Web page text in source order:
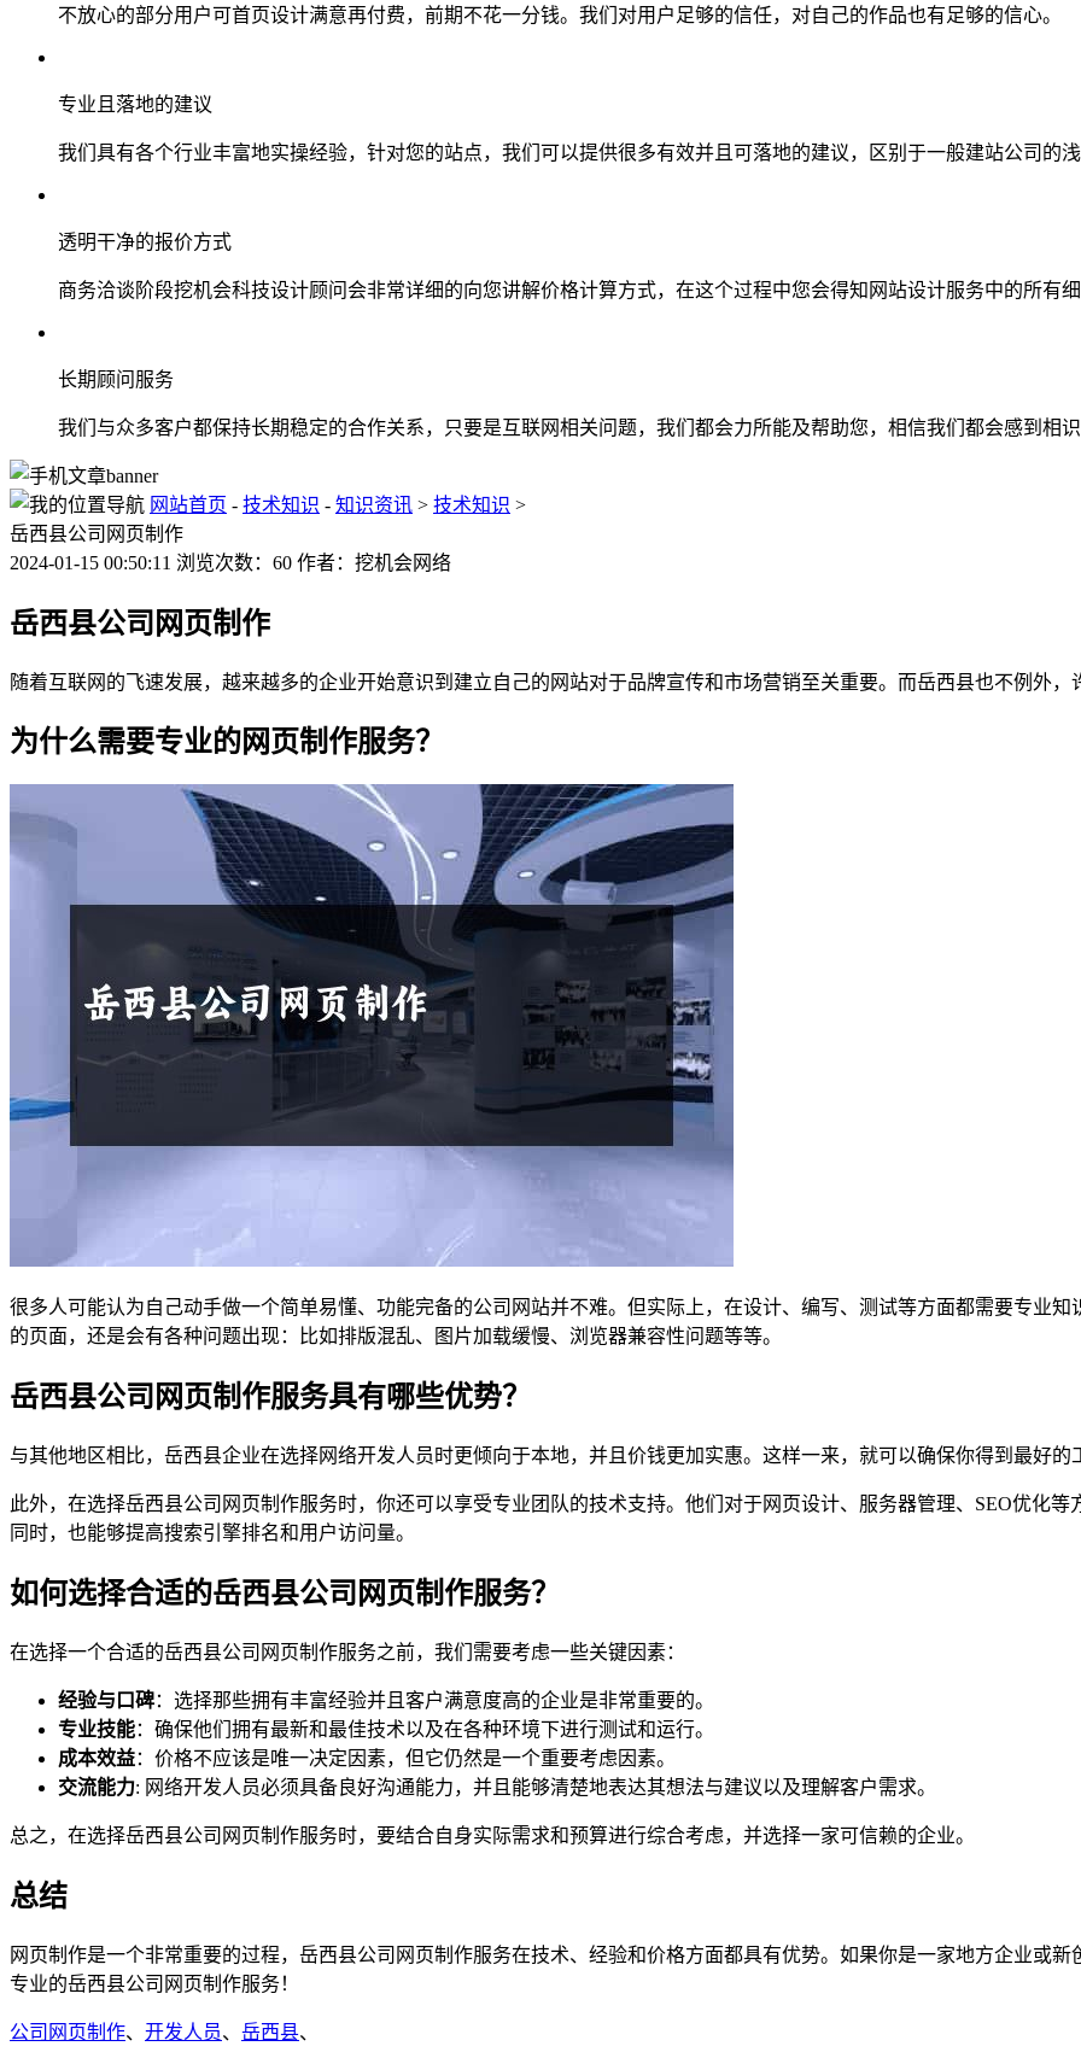
不放心的部分用户可首页设计满意再付费，前期不花一分钱。我们对用户足够的信任，对自己的作品也有足够的信心。
专业且落地的建议
我们具有各个行业丰富地实操经验，针对您的站点，我们可以提供很多有效并且可落地的建议，区别于一般建站公司的
透明干净的报价方式
商务洽谈阶段挖机会科技设计顾问会非常详细的向您讲解价格计算方式，在这个过程中您会得知网站设计服务中的所有
长期顾问服务
我们与众多客户都保持长期稳定的合作关系，只要是互联网相关问题，我们都会力所能及帮助您，相信我们都会感到相
网站首页 - 技术知识 - 知识资讯 > 技术知识 >
岳西县公司网页制作
2024-01-15 00:50:11 浏览次数：60 作者：挖机会网络
岳西县公司网页制作
随着互联网的飞速发展，越来越多的企业开始意识到建立自己的网站对于品牌宣传和市场营销至关重要。而岳西县也不例外
为什么需要专业的网页制作服务？
很多人可能认为自己动手做一个简单易懂、功能完备的公司网站并不难。但实际上，在设计、编写、测试等方面都需要专业
的页面，还是会有各种问题出现：比如排版混乱、图片加载缓慢、浏览器兼容性问题等等。
岳西县公司网页制作服务具有哪些优势？
与其他地区相比，岳西县企业在选择网络开发人员时更倾向于本地，并且价钱更加实惠。这样一来，就可以确保你得到最好
此外，在选择岳西县公司网页制作服务时，你还可以享受专业团队的技术支持。他们对于网页设计、服务器管理、SEO优化
同时，也能够提高搜索引擎排名和用户访问量。
如何选择合适的岳西县公司网页制作服务？
在选择一个合适的岳西县公司网页制作服务之前，我们需要考虑一些关键因素：
经验与口碑：选择那些拥有丰富经验并且客户满意度高的企业是非常重要的。
专业技能：确保他们拥有最新和最佳技术以及在各种环境下进行测试和运行。
成本效益：价格不应该是唯一决定因素，但它仍然是一个重要考虑因素。
交流能力: 网络开发人员必须具备良好沟通能力，并且能够清楚地表达其想法与建议以及理解客户需求。
总之，在选择岳西县公司网页制作服务时，要结合自身实际需求和预算进行综合考虑，并选择一家可信赖的企业。
总结
网页制作是一个非常重要的过程，岳西县公司网页制作服务在技术、经验和价格方面都具有优势。如果你是一家地方企业或
专业的岳西县公司网页制作服务！
公司网页制作、 开发人员、 岳西县、